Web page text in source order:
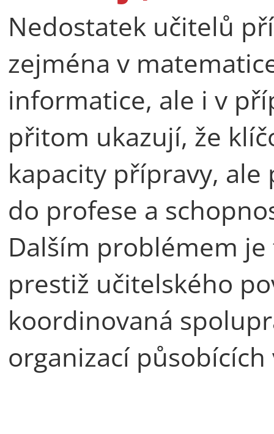
Nedostatek učitelů
zejména v
informatice, ale i v
přitom ukazují, že
kapacity přípravy,
do profese a
Dalším problémem
prestiž učitelského
koordinovaná
organizací